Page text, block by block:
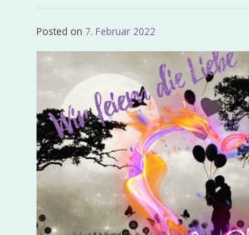
Posted on 7. Februar 2022